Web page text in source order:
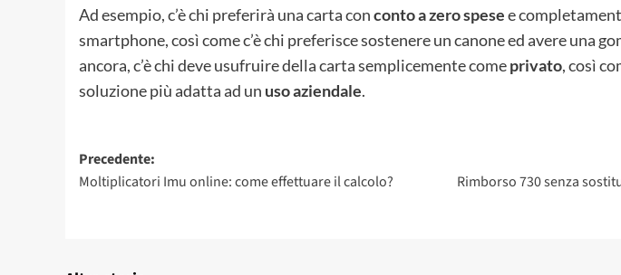
Ad esempio, c’è chi preferirà una carta conconto a zero spesee
smartphone, così come c’è chi preferisce sostenere un canone ed avere una
ancora, c’è chi deve usufruire della carta semplicemente comeprivato, così
soluzione più adatta ad un uso aziendale.
Navigazione
articolo
Precedente:
Moltiplicatori Imu online: come effettuare il calcolo?
Rimborso 730 senza